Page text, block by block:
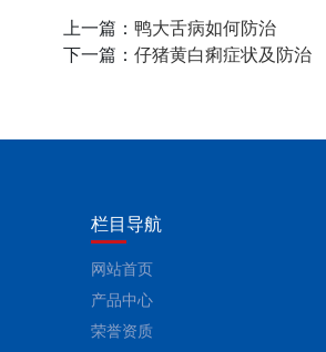
上一篇： 鸭大舌病如何防治
下一篇： 仔猪黄白痢症状及防治
栏目导航
网站首页
产品中心
荣誉资质